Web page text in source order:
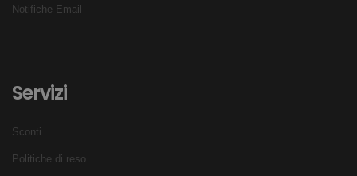
Notifiche Email
Servizi
Sconti
Politiche di reso